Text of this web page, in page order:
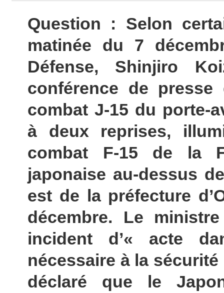
Question : Selon
matinée du 7
Défense, Shinjiro
conférence de presse
combat J-15 du porte-
à deux reprises,
combat F-15 de la
japonaise au-dessus
est de la préfecture
décembre. Le
incident d’« acte
nécessaire à la
déclaré que le